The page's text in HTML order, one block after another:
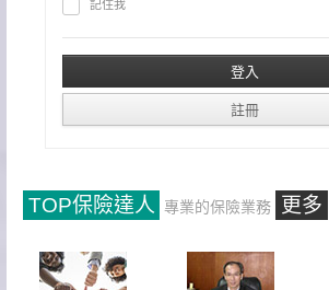
記住我
TOP保險達人 專業的保險業務 更多